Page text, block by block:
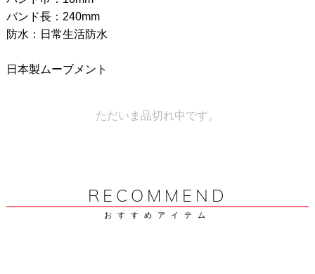
バンド長：240mm
防水：日常生活防水
日本製ムーブメント
ただいま品切れ中です。
RECOMMEND
おすすめアイテム